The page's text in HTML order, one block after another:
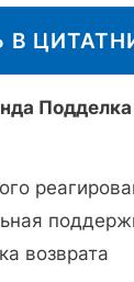
В
Подделка
возврата